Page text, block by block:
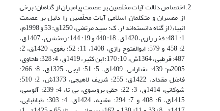
اختصاص دلالت آیات مخلَصین بر عصمت پیامبران از گناهان: برخی
از مفسران و متکلمان اسلامی آیات مخلَصین را دلیل بر عصمت
انبیاء( از گناه دانسته‌اند (ر. ک: سید مرتضی، 1250ق: 53 و 1998م،
1: 481؛ فخر رازی، 1420ق، 18: 440 و 19: 144؛ زمخشری، 1407ق،
2: 458 و 579؛ ابوالفتوح رازی، 1408، 11: 52؛ بغوی، 1420ق، 2:
487؛ قرطبی، 1364ش، 10: 170؛ ابن کثیر، 1419ق، 4: 328؛ طحاوی،
2005م: 439؛ تفتازانی، 1409ق، 5: 51؛ ایجی، 1325ق، 8: 266؛
فاضل مقداد، 1422ق: 255؛ شریف لاهیجی، 1373ش، 2: 510؛
شوکانی، 1414ق، 3: 22؛ حقی بروسوی، بی تا، 4: 239؛ آلوسی،
1415ق، 6: 408 و 7: 294؛ مغنیه، 1424ق، 4: 303؛ طباطبایی،